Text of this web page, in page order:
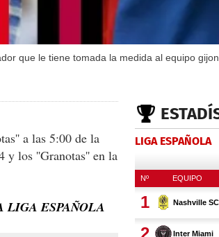
que le tiene tomada la medida al equipo
a las 5:00 de la
y los ''Granotas'' en la
LIGA ESPAÑOLA
LIGA ESPAÑOLA